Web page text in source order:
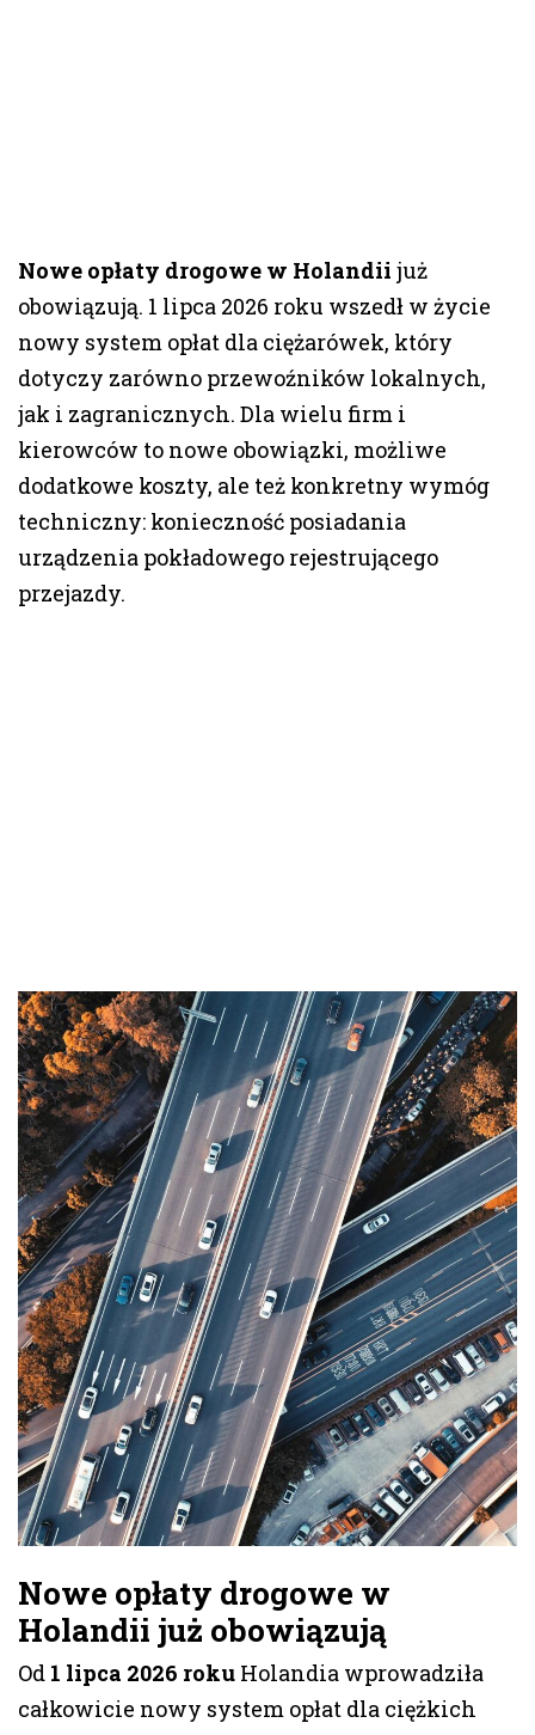
Nowe opłaty drogowe w Holandii już
obowiązują. 1 lipca 2026 roku wszedł w życie
nowy system opłat dla ciężarówek, który
dotyczy zarówno przewoźników lokalnych,
jak i zagranicznych. Dla wielu firm i
kierowców to nowe obowiązki, możliwe
dodatkowe koszty, ale też konkretny wymóg
techniczny: konieczność posiadania
urządzenia pokładowego rejestrującego
przejazdy.
Nowe opłaty drogowe w
Holandii już obowiązują
Od 1 lipca 2026 roku Holandia wprowadziła
całkowicie nowy system opłat dla ciężkich